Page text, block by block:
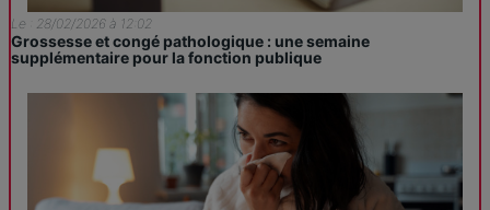
Le : 28/02/2026 à 12:02
Grossesse et congé pathologique : une semaine
supplémentaire pour la fonction publique